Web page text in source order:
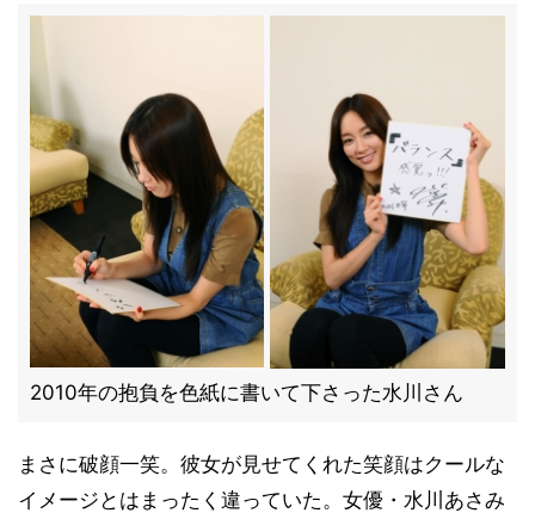
2010年の抱負を色紙に書いて下さった水川さん
まさに破顔一笑。彼女が見せてくれた笑顔はクールな
イメージとはまったく違っていた。女優・水川あさみ